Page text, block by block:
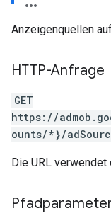
Anzeigenquellen
HTTP-Anfrage
GET
https://
ounts/*}/
Die URL verwendet